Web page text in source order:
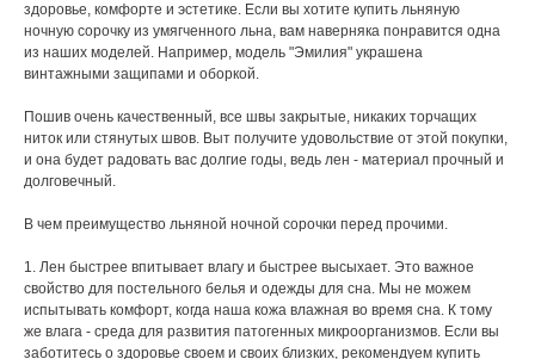
здоровье, комфорте и эстетике. Если вы хотите купить льняную
ночную сорочку из умягченного льна, вам наверняка понравится одна
из наших моделей. Например, модель "Эмилия" украшена
винтажными защипами и оборкой.
Пошив очень качественный, все швы закрытые, никаких торчащих
ниток или стянутых швов. Выт получите удовольствие от этой покупки,
и она будет радовать вас долгие годы, ведь лен - материал прочный и
долговечный.
В чем преимущество льняной ночной сорочки перед прочими.
1. Лен быстрее впитывает влагу и быстрее высыхает. Это важное
свойство для постельного белья и одежды для сна. Мы не можем
испытывать комфорт, когда наша кожа влажная во время сна. К тому
же влага - среда для развития патогенных микроорганизмов. Если вы
заботитесь о здоровье своем и своих близких, рекомендуем купить